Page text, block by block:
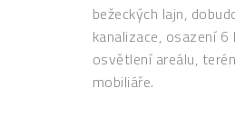
bežeckých lajn,
kanalizace, osazení
osvětlení areálu,
mobiliáře.